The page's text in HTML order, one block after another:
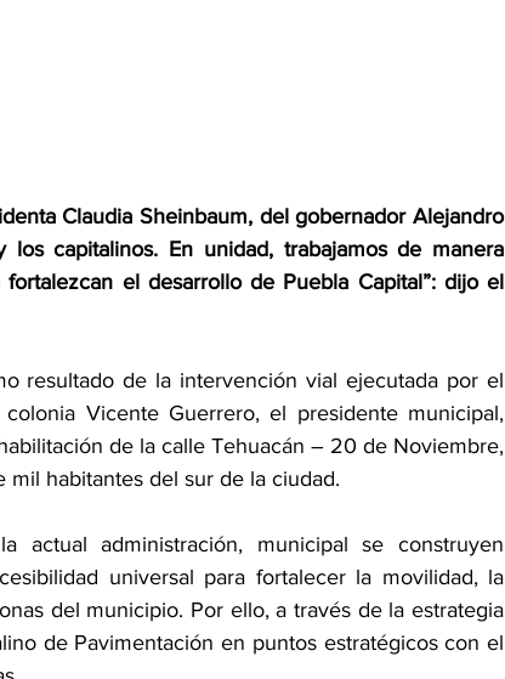
Claudia Sheinbaum, del gobernador Alejandro
capitalinos. En unidad, trabajamos de manera
el desarrollo de Puebla Capital”: dijo el
resultado de la intervención vial ejecutada por el
Vicente Guerrero, el presidente municipal,
de la calle Tehuacán – 20 de Noviembre,
habitantes del sur de la ciudad.
administración, municipal se construyen
universal para fortalecer la movilidad, la
de Pavimentación en puntos estratégicos con el